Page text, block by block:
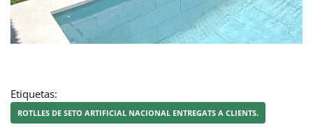
Etiquetas:
ROTLLES DE SETO ARTIFICIAL NACIONAL ENTREGATS A CLIENTS.